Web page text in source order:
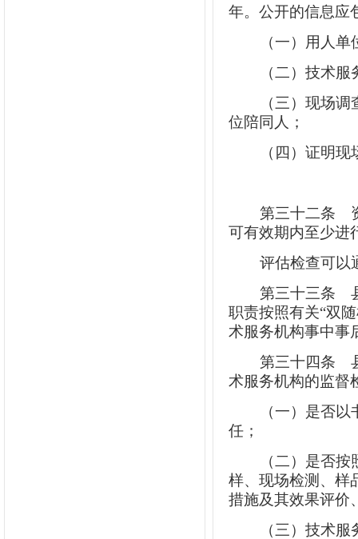
年。公开的信息应
（一）用人
（二）技术
（三）现场
位陪同人；
（四）证明
第三十二条
可有效期内至少进
评估检查可以
第三十三条
职责按照有关“双
术服务机构事中事
第三十四条
术服务机构的监督
（一）是否
任；
（二）是否
样、现场检测、样
措施及其效果评价
（三）技术